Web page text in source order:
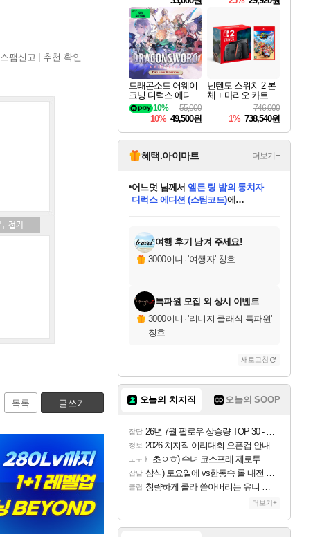
스팸신고 추천 확인
목록 글쓰기
드래곤소드 어웨이
크닝 디럭스 에디션
DragonSword Awake
ning Deluxe Edition
55,000
10%
10% 49,500원
닌텐도 스위치 2 본
체 + 마리오 카트 월
746,000
1% 738,540원
혜택.아이마트 더보기+
당첨되셨습니다.
당첨되셨습니다.
어느덧 님께서엘든 링 밤의 통치자
디럭스 에디션 (스팀코드)에
당첨되셨습니다.
에디션 (스팀코드) 를 교환.
당첨되셨습니다.
당첨되셨습니다.
당첨되셨습니다.
당첨되셨습니다.
여행 후기 남겨 주세요!
3000이니 ·'여행자' 칭호
특파원 모집 외 상시 이벤트
3000이니 ·'리니지 클래식 특파원'
칭호
새로고침
오늘의 치지직 오늘의 SOOP
잡담 26년 7월 팔로우 상승량 TOP 30 - 월간 치지직
정보 2026 치지직 이리대회 오픈컵 안내
ㅗㅜㅑ 초ㅇㅎ) 수녀 코스프레 제로투
잡담 삼식) 토요일에 vs한동숙 롤 내전 예정
클립 청량하게 콜라 쏟아버리는 유니 ㅋㅋㅋ
더보기+